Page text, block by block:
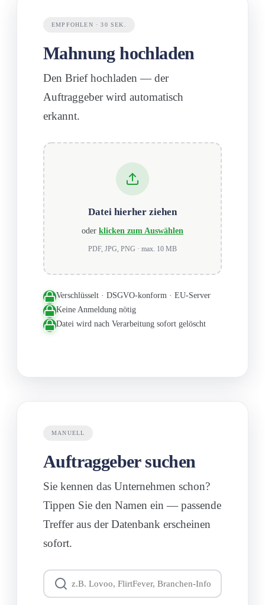
EMPFOHLEN · 30 SEK.
Mahnung hochladen
Den Brief hochladen — der
Auftraggeber wird automatisch
erkannt.
Datei hierher ziehen
oder klicken zum Auswählen
PDF, JPG, PNG · max. 10 MB
Verschlüsselt · DSGVO-konform · EU-Server
Keine Anmeldung nötig
Datei wird nach Verarbeitung sofort gelöscht
MANUELL
Auftraggebersuchen
Sie kennen das Unternehmen schon?
Tippen Sie den Namen ein — passende
Treffer aus der Datenbank erscheinen
sofort.